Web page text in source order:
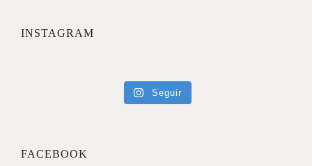
INSTAGRAM
Seguir
FACEBOOK